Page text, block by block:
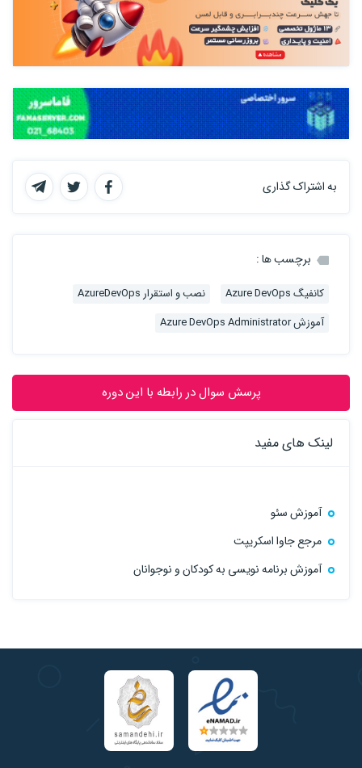
به اشتراک گذاری
برچسب ها :
کانفیگ Azure DevOps
نصب و استقرار AzureDevOps
آموزش Azure DevOps Administrator
پرسش سوال در رابطه با این دوره
لینک های مفید
آموزش سئو
مرجع جاوا اسکریپت
آموزش برنامه نویسی به کودکان و نوجوانان